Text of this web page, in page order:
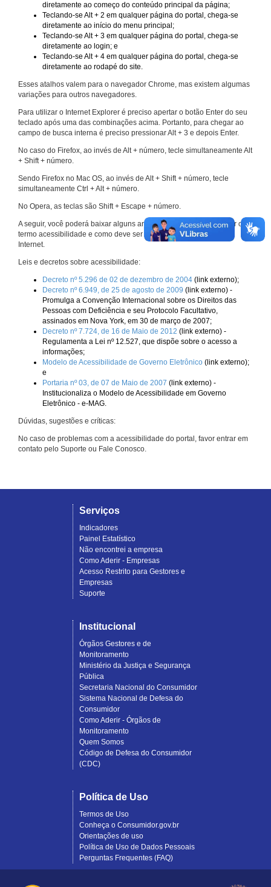
diretamente ao começo do conteúdo principal da página;
Teclando-se Alt + 2 em qualquer página do portal, chega-se
diretamente ao início do menu principal;
Teclando-se Alt + 3 em qualquer página do portal, chega-se
diretamente ao login; e
Teclando-se Alt + 4 em qualquer página do portal, chega-se
diretamente ao rodapé do site.
Esses atalhos valem para o navegador Chrome, mas existem algumas
variações para outros navegadores.
Para utilizar o Internet Explorer é preciso apertar o botão Enter do seu
teclado após uma das combinações acima. Portanto, para chegar ao
campo de busca interna é preciso pressionar Alt + 3 e depois Enter.
No caso do Firefox, ao invés de Alt + número, tecle simultaneamente Alt
+ Shift + número.
Sendo Firefox no Mac OS, ao invés de Alt + Shift + número, tecle
simultaneamente Ctrl + Alt + número.
No Opera, as teclas são Shift + Escape + número.
A seguir, você poderá baixar alguns arquivos que explicam melhor o
termo acessibilidade e como deve ser implementado nos sites da
Internet.
Leis e decretos sobre acessibilidade:
Decreto nº 5.296 de 02 de dezembro de 2004 (link externo);
Decreto nº 6.949, de 25 de agosto de 2009 (link externo) -
Promulga a Convenção Internacional sobre os Direitos das
Pessoas com Deficiência e seu Protocolo Facultativo,
assinados em Nova York, em 30 de março de 2007;
Decreto nº 7.724, de 16 de Maio de 2012 (link externo) -
Regulamenta a Lei nº 12.527, que dispõe sobre o acesso a
informações;
Modelo de Acessibilidade de Governo Eletrônico (link externo);
e
Portaria nº 03, de 07 de Maio de 2007 (link externo) -
Institucionaliza o Modelo de Acessibilidade em Governo
Eletrônico - e-MAG.
Dúvidas, sugestões e críticas:
No caso de problemas com a acessibilidade do portal, favor entrar em
contato pelo Suporte ou Fale Conosco.
Serviços
Indicadores
Painel Estatístico
Não encontrei a empresa
Como Aderir - Empresas
Acesso Restrito para Gestores e
Empresas
Suporte
Institucional
Órgãos Gestores e de
Monitoramento
Ministério da Justiça e Segurança
Pública
Secretaria Nacional do Consumidor
Sistema Nacional de Defesa do
Consumidor
Como Aderir - Órgãos de
Monitoramento
Quem Somos
Código de Defesa do Consumidor
(CDC)
Política de Uso
Termos de Uso
Conheça o Consumidor.gov.br
Orientações de uso
Política de Uso de Dados Pessoais
Perguntas Frequentes (FAQ)